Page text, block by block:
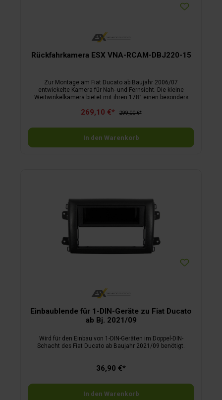
Rückfahrkamera ESX VNA-RCAM-DBJ220-15
Zur Montage am Fiat Ducato ab Baujahr 2006/07
entwickelte Kamera für Nah- und Fernsicht. Die kleine
Weitwinkelkamera bietet mit ihren 178° einen besonders
gegenüberliegend integrierte Fernsichtlinse einen optimalen
Unterstützung garantiert perfekte Nachtsicht. Die beiden
Kameras sind bereits in der mitgelieferten Bremskonsole
integriert, welche dann zusammen mit der originalen
Bremsleuchte an die Karosserie montiert wird. Eine Dichtung
269,10 €* 299,00 €*
In den Warenkorb
Einbaublende für 1-DIN-Geräte zu Fiat Ducato
ab Bj. 2021/09
Wird für den Einbau von 1-DIN-Geräten im Doppel-DIN-
Schacht des Fiat Ducato ab Baujahr 2021/09 benötigt.
36,90 €*
In den Warenkorb